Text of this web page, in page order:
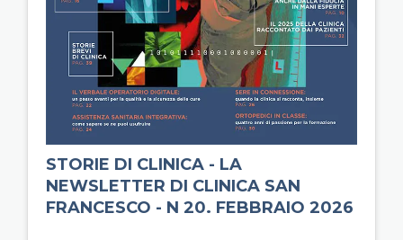
STORIE DI CLINICA - LA
NEWSLETTER DI CLINICA SAN
FRANCESCO - N 20. FEBBRAIO 2026